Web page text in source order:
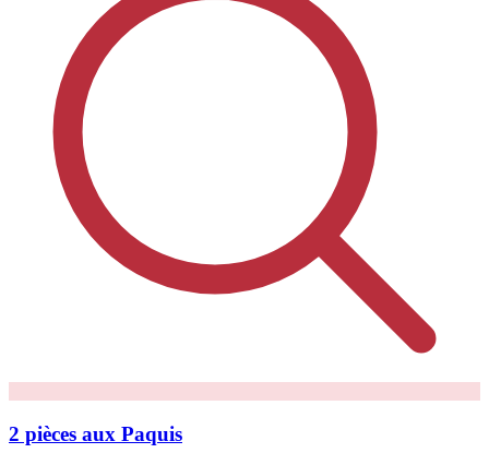
2 pièces aux Paquis